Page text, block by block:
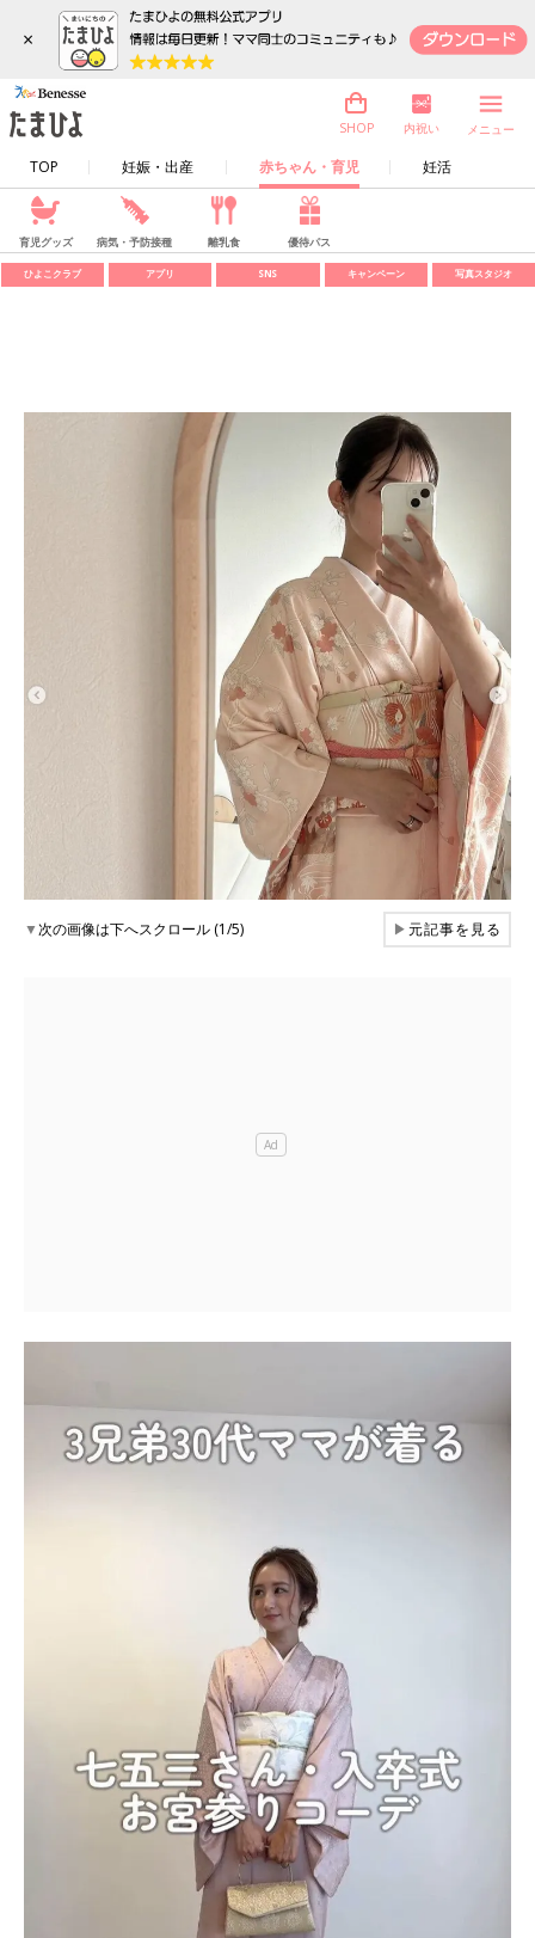
×
TOP 妊娠・出産 赤ちゃん・育児 妊活
SHOP 内祝い メニュー
育児グッズ 病気・予防接種 離乳食 優待パス
ひよこクラブ アプリ SNS キャンペーン 写真スタジオ
▼次の画像は下へスクロール (1/5) ▶元記事を見る